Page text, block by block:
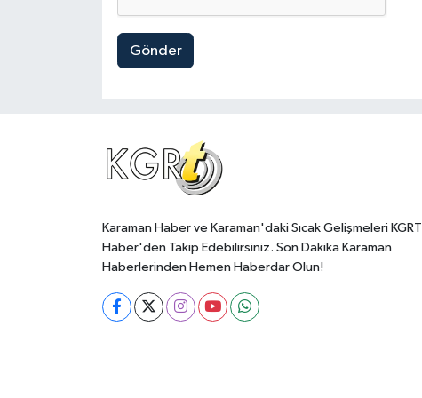
Gönder
Karaman Haber ve Karaman'daki Sıcak Gelişmeleri KGRT
Haber'den Takip Edebilirsiniz. Son Dakika Karaman
Haberlerinden Hemen Haberdar Olun!